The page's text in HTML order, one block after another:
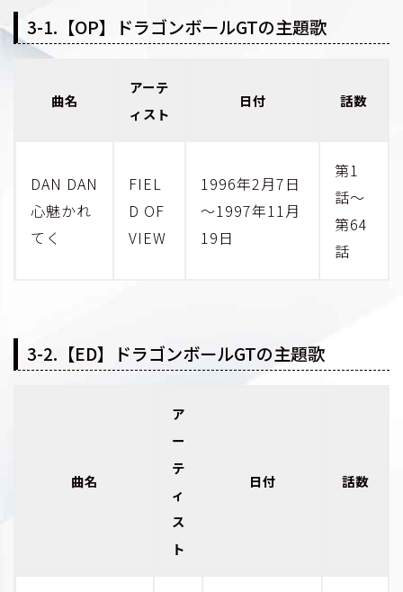
3-1.【OP】ドラゴンボールGTの主題歌
曲名
アーテ
ィスト
日付 話数
DAN DAN
心魅かれ
てく
FIEL
D OF
VIEW
1996年2月7日
～1997年11月
19日
第1
話～
第64
話
3-2.【ED】ドラゴンボールGTの主題歌
曲名
ア
ー
テ
ィ
ス
ト
日付 話数